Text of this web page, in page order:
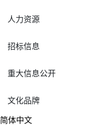
人力资源
招标信息
重大信息公开
文化品牌
简体中文